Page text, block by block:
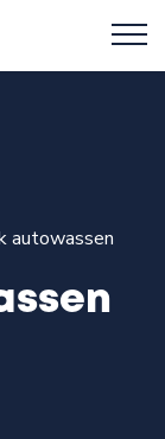
autowassen